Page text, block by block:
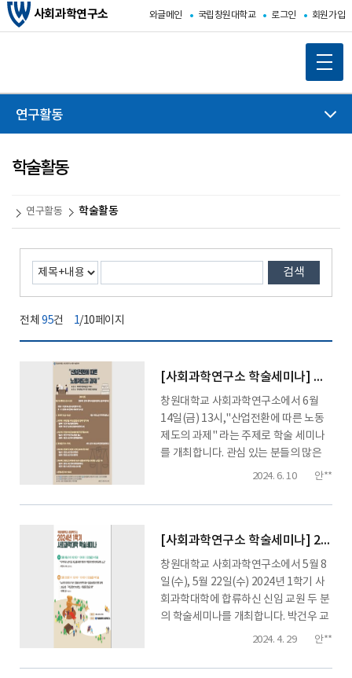
사회과학연구소 와글메인 국립창원대학교 로그인 회원가입
연구활동
학술활동
연구활동 학술활동
검색
전체 95건 1/10페이지
[사회과학연구소 학술세미나] 산업전환에 따른 노동제도의 과제
창원대학교 사회과학연구소에서 6월
14일(금) 13시,"산업전환에 따른 노동
제도의 과제" 라는 주제로 학술 세미나
를 개최합니다. 관심 있는 분들의 많은
참여 바랍니다. 감사합니다. ...
2024. 6. 10 안**
[사회과학연구소 학술세미나] 2024년 1학기 사회과학연구소 학술세미나 안내
창원대학교 사회과학연구소에서 5월 8
일(수), 5월 22일(수) 2024년 1학기 사
회과학대학에 합류하신 신임 교원 두 분
의 학술세미나를 개최합니다. 박건우 교
수님(행정학과)과 이재민 교수님(법학
입니다. 많은 참여 바랍니다. 감사합니
2024. 4. 29 안**